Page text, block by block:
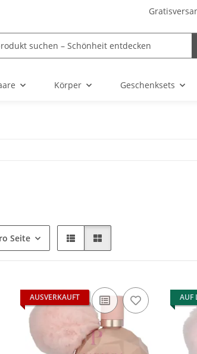
Körper Geschenksets
Seite
AUSVERKAUFT AUF